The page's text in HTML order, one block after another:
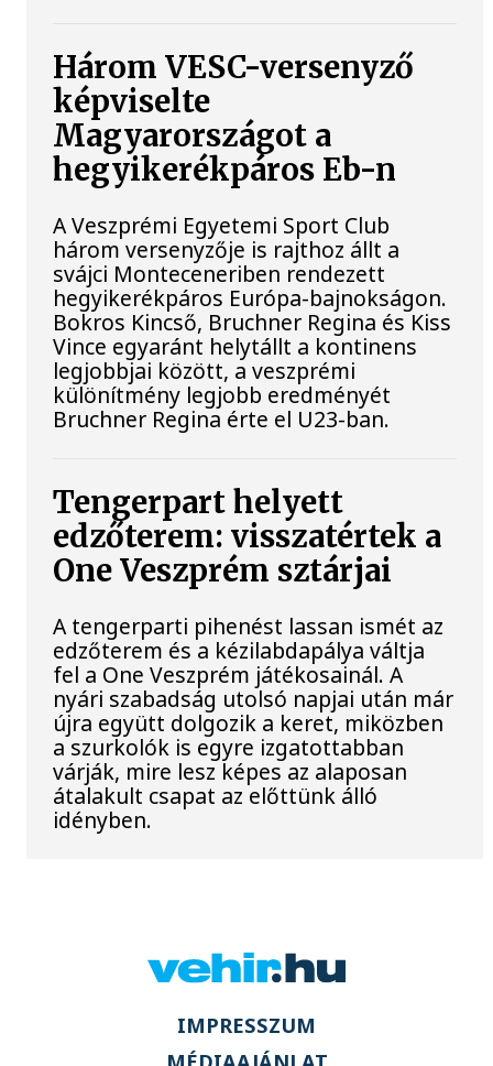
Három VESC-versenyző
képviselte
Magyarországot a
hegyikerékpáros Eb-n
A Veszprémi Egyetemi Sport Club
három versenyzője is rajthoz állt a
svájci Monteceneriben rendezett
hegyikerékpáros Európa-bajnokságon.
Bokros Kincső, Bruchner Regina és Kiss
Vince egyaránt helytállt a kontinens
legjobbjai között, a veszprémi
különítmény legjobb eredményét
Bruchner Regina érte el U23-ban.
Tengerpart helyett
edzőterem: visszatértek a
One Veszprém sztárjai
A tengerparti pihenést lassan ismét az
edzőterem és a kézilabdapálya váltja
fel a One Veszprém játékosainál. A
nyári szabadság utolsó napjai után már
újra együtt dolgozik a keret, miközben
a szurkolók is egyre izgatottabban
várják, mire lesz képes az alaposan
átalakult csapat az előttünk álló
idényben.
IMPRESSZUM